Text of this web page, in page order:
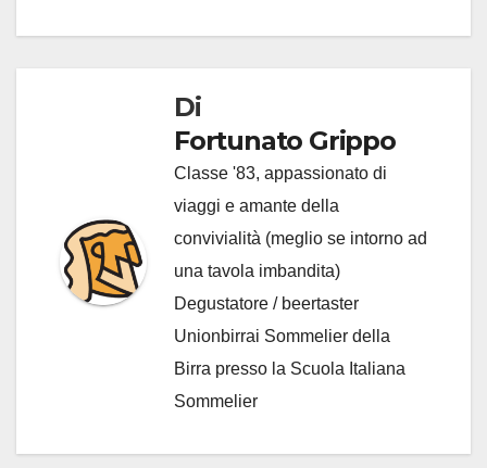
Di
Fortunato Grippo
Classe '83, appassionato di
viaggi e amante della
convivialità (meglio se intorno ad
una tavola imbandita)
Degustatore / beertaster
Unionbirrai Sommelier della
Birra presso la Scuola Italiana
Sommelier